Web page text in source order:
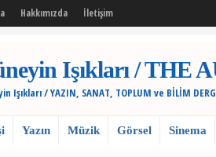
Hakkımızda İletişim
Işıkları / THE
Işıkları / YAZIN, SANAT, TOPLUM ve BİLİM
Yazın Müzik Görsel Sinema